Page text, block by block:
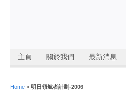
主頁 關於我們 最新消息
Home » 明日領航者計劃-2006